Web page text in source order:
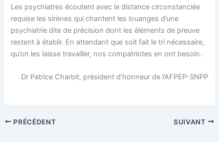
Les psychiatres écoutent avec la distance circonstanciée
requise les sirènes qui chantent les louanges d’une
psychiatrie dite de précision dont les éléments de preuve
restent à établir. En attendant que soit fait le tri nécessaire,
qu’on les laisse travailler, nos compatriotes en ont besoin.
Dr Patrice Charbit, président d’honneur de l’AFPEP-SNPP
PRÉCÉDENT SUIVANT